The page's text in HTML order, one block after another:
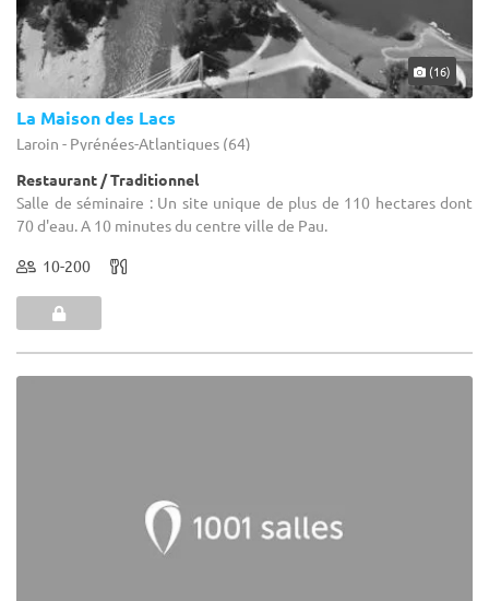
(16)
La Maison des Lacs
Laroin - Pyrénées-Atlantiques (64)
Restaurant / Traditionnel
Salle de séminaire : Un site unique de plus de 110 hectares dont
70 d'eau. A 10 minutes du centre ville de Pau.
10-200